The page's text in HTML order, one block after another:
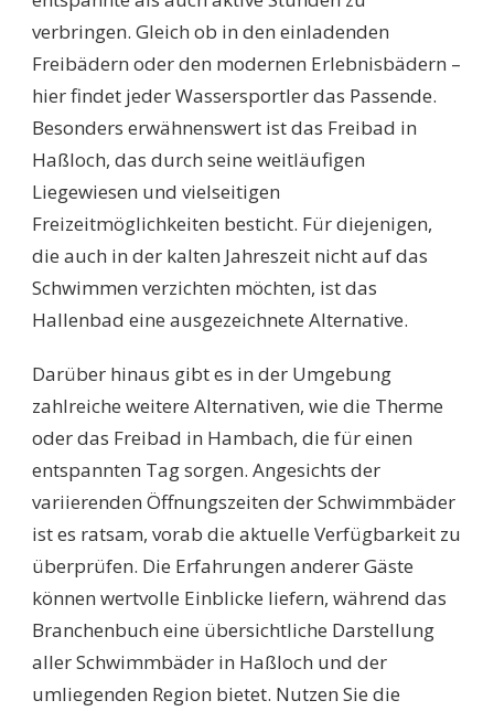
ÜR E
RHOLSAME S
verbringen. Gleich ob in den einladenden
Freibädern oder den modernen Erlebnisbädern –
hier findet jeder Wassersportler das Passende.
Besonders erwähnenswert ist das Freibad in
Haßloch, das durch seine weitläufigen
Liegewiesen und vielseitigen
Freizeitmöglichkeiten besticht. Für diejenigen,
die auch in der kalten Jahreszeit nicht auf das
Schwimmen verzichten möchten, ist das
Hallenbad eine ausgezeichnete Alternative.
Darüber hinaus gibt es in der Umgebung
zahlreiche weitere Alternativen, wie die Therme
oder das Freibad in Hambach, die für einen
entspannten Tag sorgen. Angesichts der
variierenden Öffnungszeiten der Schwimmbäder
ist es ratsam, vorab die aktuelle Verfügbarkeit zu
überprüfen. Die Erfahrungen anderer Gäste
können wertvolle Einblicke liefern, während das
Branchenbuch eine übersichtliche Darstellung
aller Schwimmbäder in Haßloch und der
umliegenden Region bietet. Nutzen Sie die